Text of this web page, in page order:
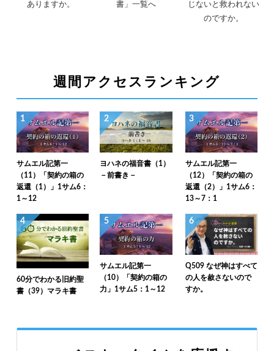
ありますか。
書」一覧へ
じないと救われない
のですか。
週間アクセスランキング
1
サムエル記第一
（11）「契約の箱の
返還（1）」1サム6：
1～12
2
ヨハネの福音書（1）
－前書き－
3
サムエル記第一
（12）「契約の箱の
返還（2）」1サム6：
13～7：1
4
60分でわかる旧約聖
書（39）マラキ書
5
サムエル記第一
（10）「契約の箱の
力」1サム5：1～12
6
Q509 なぜ神はすべて
の人を赦さないので
すか。